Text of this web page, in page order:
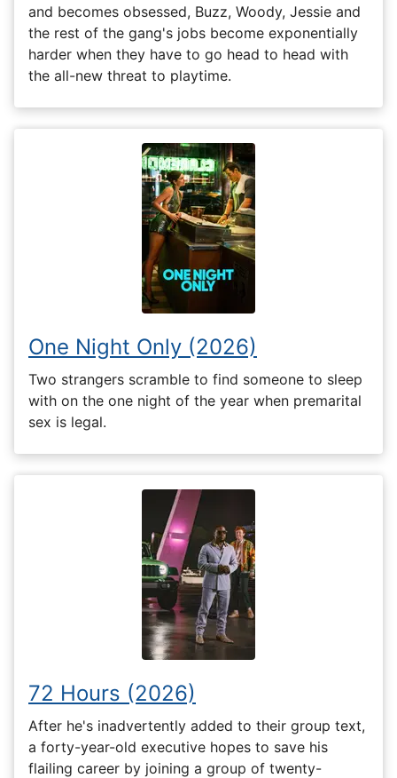
and becomes obsessed, Buzz, Woody, Jessie and
the rest of the gang's jobs become exponentially
harder when they have to go head to head with
the all-new threat to playtime.
One Night Only (2026)
Two strangers scramble to find someone to sleep
with on the one night of the year when premarital
sex is legal.
72 Hours (2026)
After he's inadvertently added to their group text,
a forty-year-old executive hopes to save his
flailing career by joining a group of twenty-